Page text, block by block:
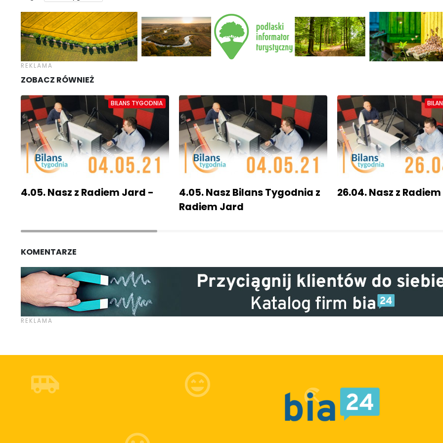
ZOBACZ RÓWNIEŻ
4.05. Nasz z Radiem Jard -
BILANS TYGODNIA
4.05. Nasz Bilans Tygodnia z
Radiem Jard
26.04. Nasz z
KOMENTARZE